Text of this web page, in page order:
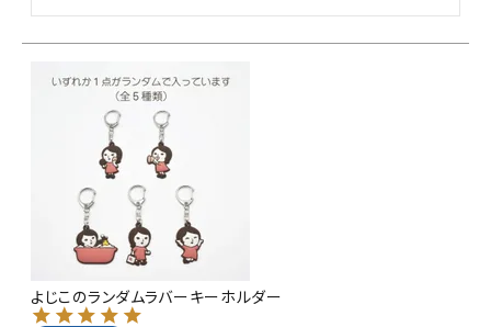
よじこのランダムラバーキーホルダー